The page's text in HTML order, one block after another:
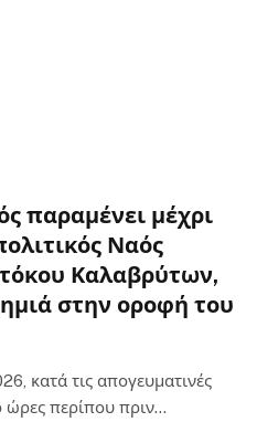
παραμένει μέχρι
Ναός
Καλαβρύτων,
στην οροφή του
κατά τις απογευματινές
ώρες περίπου πριν…